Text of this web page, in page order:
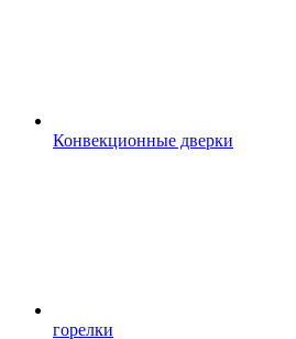
Конвекционные дверки
горелки